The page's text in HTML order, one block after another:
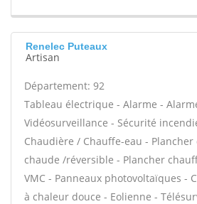
Renelec Puteaux
Artisan
Département: 92
Tableau électrique - Alarme -
Vidéosurveillance - Sécurité
Chaudière / Chauffe-eau -
chaude /réversible - Plancher
VMC - Panneaux photovoltaïques -
à chaleur douce - Eolienne -